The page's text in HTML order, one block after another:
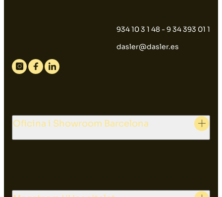
934 10 3 1 48 - 9 34 393 01 1
dasler@dasler.es
Instagram
FacebookLinkedin
Oficina i Showroom Barcelona